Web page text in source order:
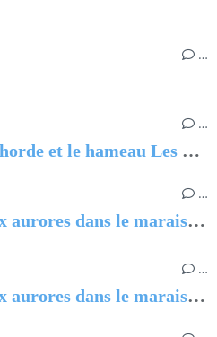
…
…
Gilles Perraudeau, La horde et le hameau Les violences au village
…
Promenade estivale aux aurores dans le marais de Saint-Urbain
…
Promenade estivale aux aurores dans le marais de Saint-Urbain